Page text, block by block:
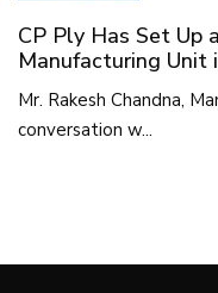
CP Ply Has Set Up
Manufacturing Unit
Mr. Rakesh Chandna,
conversation w...